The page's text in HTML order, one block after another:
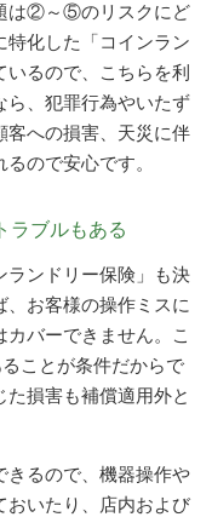
は②～⑤のリスクにど
特化した「コインラン
いるので、こちらを利
ら、犯罪行為やいたず
客への損害、天災に伴
ので安心です。
ブルもある
ランドリー保険」も決
、お客様の操作ミスに
バーできません。こ
ことが条件だからで
損害も補償適用外と
きるので、機器操作や
おいたり、店内および